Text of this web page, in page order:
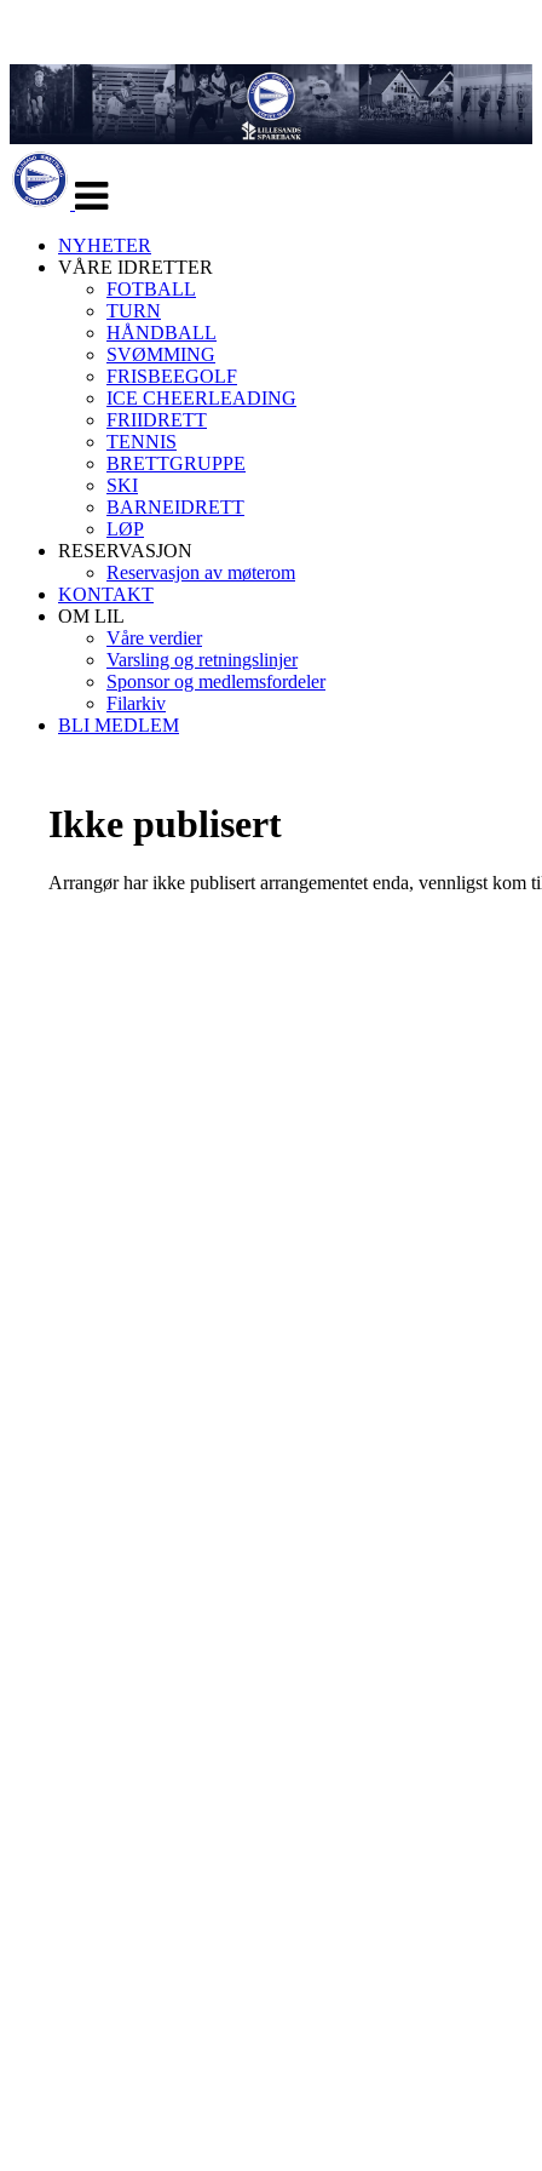
navigasjon
NYHETER
VÅRE IDRETTER
FOTBALL
TURN
HÅNDBALL
SVØMMING
FRISBEEGOLF
ICE CHEERLEADING
FRIIDRETT
TENNIS
BRETTGRUPPE
SKI
BARNEIDRETT
LØP
RESERVASJON
Reservasjon av møterom
KONTAKT
OM LIL
Våre verdier
Varsling og retningslinjer
Sponsor og medlemsfordeler
Filarkiv
BLI MEDLEM
Ikke publisert
Arrangør har ikke publisert arrangementet enda, vennligst kom